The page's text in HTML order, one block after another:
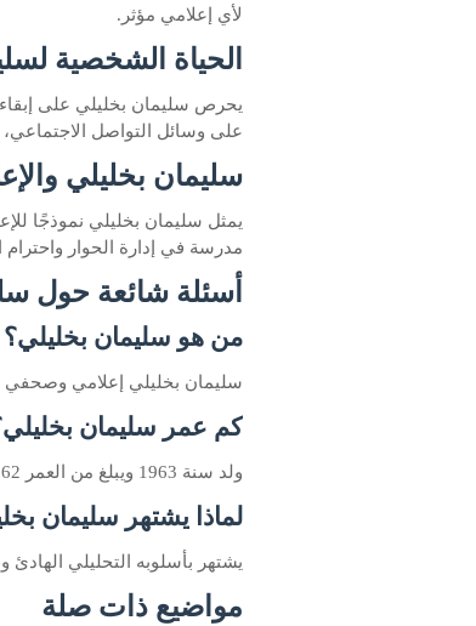
لأي إعلامي مؤثر.
الحياة الشخصية
يحرص سليمان بخليلي على إبقاء
على وسائل التواصل الاجتماعي،
سليمان بخليلي
يمثل سليمان بخليلي نموذجًا
مدرسة في إدارة الحوار واحترام
أسئلة شائعة حول
من هو سليمان بخليلي؟
سليمان بخليلي إعلامي وصحفي
كم عمر سليمان
ولد سنة 1963 ويبلغ من العمر 62 عامًا.
لماذا يشتهر سليمان
يشتهر بأسلوبه التحليلي
مواضيع ذات صلة